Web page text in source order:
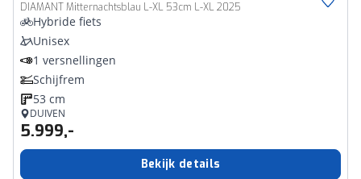
DIAMANT Mitternachtsblau L-XL 53cm L-XL 2025
Hybride fiets
Unisex
1 versnellingen
Schijfrem
53 cm
DUIVEN
5.999,-
Bekijk details